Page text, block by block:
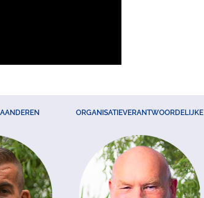
ORGANISATIEVERANTWOORDELIJKE